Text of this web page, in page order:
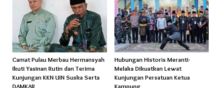
Camat Pulau Merbau Hermansyah
Ikuti Yasinan Rutin dan Terima
Kunjungan KKN UIN Suska Serta
DAMKAR
Hubungan Historis Meranti-
Melaka Dikuatkan Lewat
Kunjungan Persatuan Ketua
Kampung